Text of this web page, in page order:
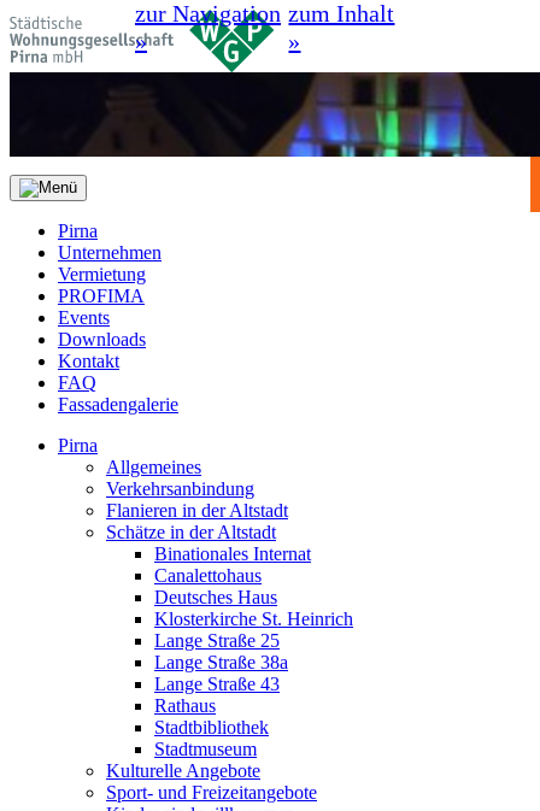
zur Navigation
»
zum Inhalt
»
Pirna
Unternehmen
Vermietung
PROFIMA
Events
Downloads
Kontakt
FAQ
Fassadengalerie
Pirna
Allgemeines
Verkehrsanbindung
Flanieren in der Altstadt
Schätze in der Altstadt
Binationales Internat
Canalettohaus
Deutsches Haus
Klosterkirche St. Heinrich
Lange Straße 25
Lange Straße 38a
Lange Straße 43
Rathaus
Stadtbibliothek
Stadtmuseum
Kulturelle Angebote
Sport- und Freizeitangebote